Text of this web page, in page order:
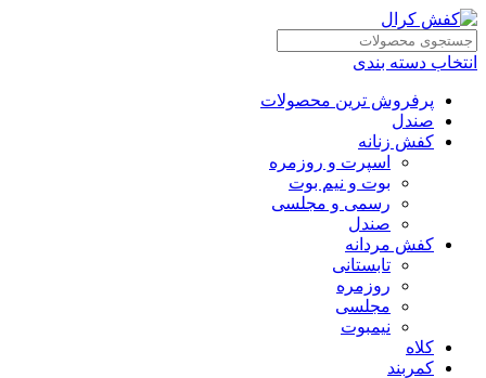
انتخاب دسته بندی
پرفروش ترین محصولات
صندل
کفش زنانه
اسپرت و روزمره
بوت و نیم بوت
رسمی و مجلسی
صندل
کفش مردانه
تابستانی
روزمره
مجلسی
نیمبوت
کلاه
کمربند